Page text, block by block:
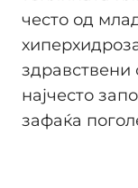
често од
здравствени
најчесто
зафаќа